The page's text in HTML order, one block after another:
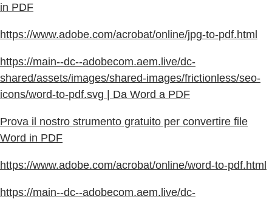
in PDF
https://www.adobe.com/acrobat/online/jpg-to-pdf.html
https://main--dc--adobecom.aem.live/dc-
shared/assets/images/shared-images/frictionless/seo-
icons/word-to-pdf.svg | Da Word a PDF
Prova il nostro strumento gratuito per convertire file
Word in PDF
https://www.adobe.com/acrobat/online/word-to-pdf.html
https://main--dc--adobecom.aem.live/dc-